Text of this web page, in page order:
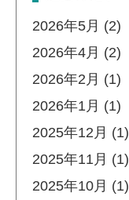
2026年5月 (2)
2026年4月 (2)
2026年2月 (1)
2026年1月 (1)
2025年12月 (1)
2025年11月 (1)
2025年10月 (1)